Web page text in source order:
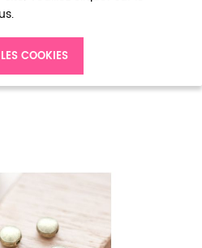
COOKIES
6mm Plate Bronze vieilli x 20